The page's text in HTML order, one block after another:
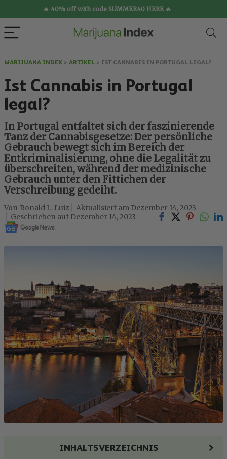
🔥 40% off with code SUMMER40 HERE 🔥
MARIJUANA INDEX > ARTIKEL > IST CANNABIS IN PORTUGAL LEGAL?
Ist Cannabis in Portugal
legal?
In Portugal entfaltet sich der faszinierende
Tanz der Cannabisgesetze: Der persönliche
Gebrauch bewegt sich im Bereich der
Entkriminalisierung, ohne die Legalität zu
überschreiten, während der medizinische
Gebrauch unter den Fittichen der
Verschreibung gedeiht.
Ronald L. Luiz
Dezember 14, 2023
Dezember 14, 2023
INHALTSVERZEICHNIS